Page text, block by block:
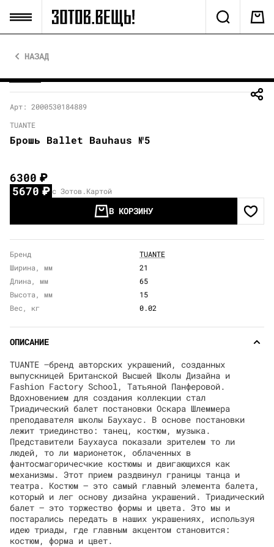
НАЗАД
Арт: 2000530184889
TUANTE
Брошь Ballet Bauhaus №5
6300₽
5670₽ с Зотов.Картой
В КОРЗИНУ
Бренд
TUANTE
Ширина, мм
21
Длина, мм
65
Высота, мм
15
Вес, кг
0.02
ОПИСАНИЕ
TUANTE —бренд авторских украшений, созданных
выпускницей Британской Высшей Школы Дизайна и
Fashion Factory School, Татьяной Панферовой.
Вдохновением для создания коллекции стал
Триадический балет постановки Оскара Шлеммера
преподавателя школы Баухаус. В основе постановки
лежит триединство: танец, костюм, музыка.
Представители Баухауса показали зрителем то ли
людей, то ли марионеток, облаченных в
фантосмагоричесчкие костюмы и двигающихся как
механизмы. Этот прием раздвинул границы танца и
театра. Костюм – это самый главный элемента балета,
который и лег основу дизайна украшений. Триадический
балет – это торжество формы и цвета. Это мы и
постарались передать в наших украшениях, используя
идею триады, где главным акцентом становится:
костюм, форма и цвет.